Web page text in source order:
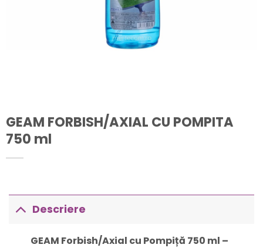
GEAM FORBISH/AXIAL CU POMPITA
750 ml
Descriere
GEAM Forbish/Axial cu Pompiță 750 ml –